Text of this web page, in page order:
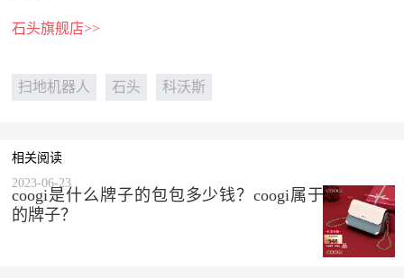
石头旗舰店>>
扫地机器人 石头 科沃斯
相关阅读
coogi是什么牌子的包包多少钱？coogi属于什么档次
的牌子？
2023-06-23